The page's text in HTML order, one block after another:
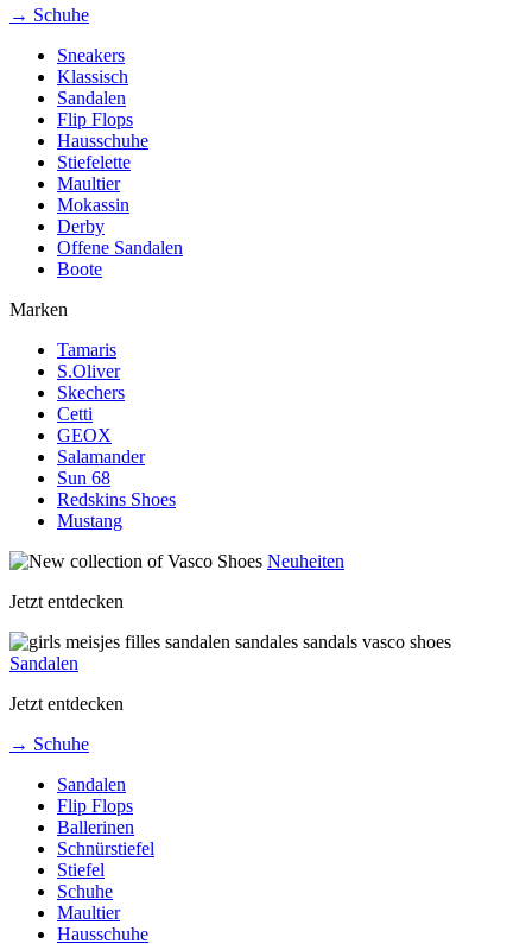
→ Schuhe
Sneakers
Klassisch
Sandalen
Flip Flops
Hausschuhe
Stiefelette
Maultier
Mokassin
Derby
Offene Sandalen
Boote
Marken
Tamaris
S.Oliver
Skechers
Cetti
GEOX
Salamander
Sun 68
Redskins Shoes
Mustang
Neuheiten
Jetzt entdecken
Sandalen
Jetzt entdecken
→ Schuhe
Sandalen
Flip Flops
Ballerinen
Schnürstiefel
Stiefel
Schuhe
Maultier
Hausschuhe